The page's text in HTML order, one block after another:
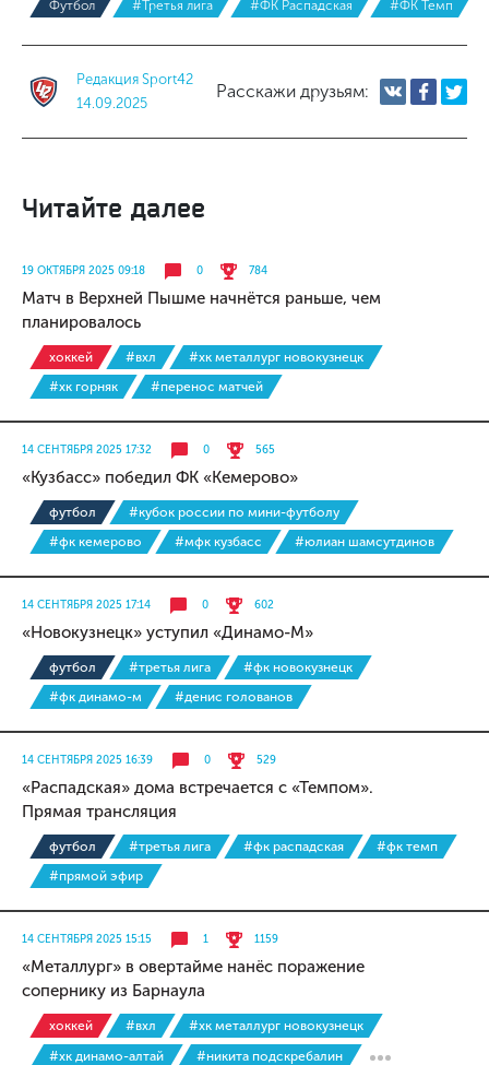
Футбол #Третья лига #ФК Распадская #ФК Темп
Редакция Sport42
14.09.2025
Расскажи друзьям:
Читайте далее
19 ОКТЯБРЯ 2025 09:18 0 784
Матч в Верхней Пышме начнётся раньше, чем
планировалось
хоккей #вхл
#хк металлург новокузнецк
#хк горняк
#перенос матчей
14 СЕНТЯБРЯ 2025 17:32 0 565
«Кузбасс» победил ФК «Кемерово»
футбол
#кубок россии по мини-футболу
#фк кемерово
#мфк кузбасс #юлиан шамсутдинов
14 СЕНТЯБРЯ 2025 17:14 0 602
«Новокузнецк» уступил «Динамо-М»
футбол #третья лига
#фк новокузнецк
#фк динамо-м
#денис голованов
14 СЕНТЯБРЯ 2025 16:39 0 529
«Распадская» дома встречается с «Темпом».
Прямая трансляция
футбол #третья лига #фк распадская
#фк темп
#прямой эфир
14 СЕНТЯБРЯ 2025 15:15 1 1159
«Металлург» в овертайме нанёс поражение
сопернику из Барнаула
хоккей #вхл
#хк металлург новокузнецк
#хк динамо-алтай
#никита подскребалин